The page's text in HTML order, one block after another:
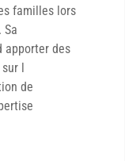
familles lors
Sa
apporter des
l
de